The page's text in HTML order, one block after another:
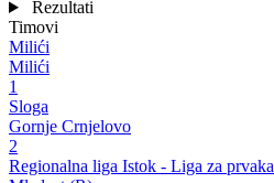
Rezultati
Timovi
Milići
Milići
1
Sloga
Gornje Crnjelovo
2
Regionalna liga Istok - Liga za prvaka